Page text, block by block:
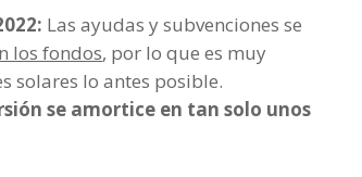
Las ayudas y subvenciones se
los fondos, por lo que es muy
solares lo antes posible.
se amortice en tan solo unos